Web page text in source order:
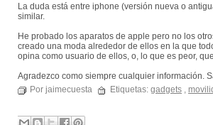
La duda está entre iphone (versión nueva o
similar.
He probado los aparatos de apple pero no los
creado una moda alrededor de ellos en la que
opina como usuario de ellos, o, lo que es peor,
Agradezco como siempre cualquier información.
Por jaimecuesta
Etiquetas: gadgets ,